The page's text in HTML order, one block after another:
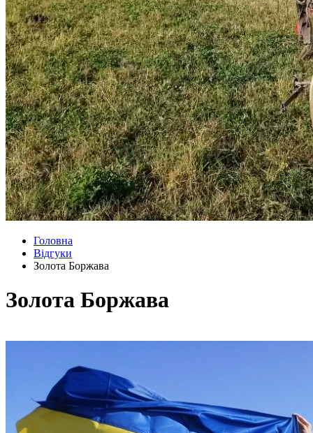
Головна
Відгуки
Золота Боржава
Золота Боржава